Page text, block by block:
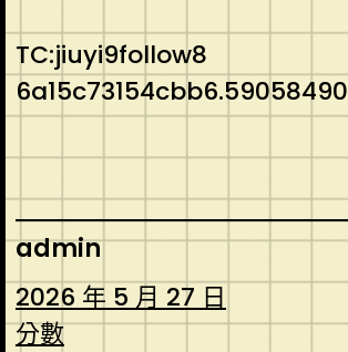
TC:jiuyi9follow8
6a15c73154cbb6.59058490
admin
2026 年 5 月 27 日
分數